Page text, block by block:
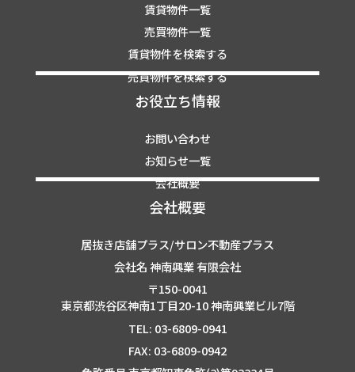
賃貸物件一覧
売買物件一覧
賃貸物件を検索する
売買物件を検索する
お役立ち情報
お問い合わせ
お知らせ一覧
会社概要
会社概要
居抜き店舗プラス/サロン不動産プラス
会社名 神南興業 有限会社
〒150-0041
東京都渋谷区神南1丁目20-10 神南興業ビル7階
TEL: 03-6809-0941
FAX: 03-6809-0942